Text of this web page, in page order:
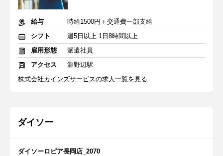
給与
時給1500円＋交通費一部支給
シフト
週5日以上 1日8時間以上
雇用形態
派遣社員
アクセス
淵野辺駅
株式会社カインズサービスの求人一覧を見る
ダイソー
ダイソーロピア長岡店_2070